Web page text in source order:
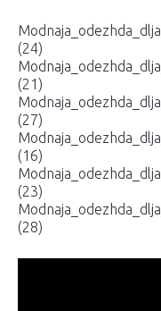
(24)
(21)
(27)
(16)
(23)
(28)